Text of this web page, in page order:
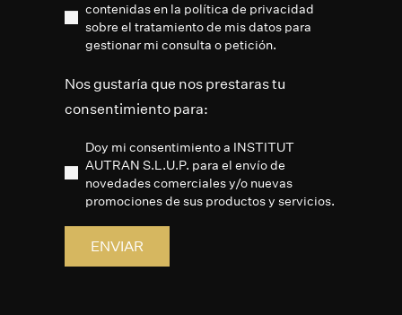
contenidas en la política de privacidad
sobre el tratamiento de mis datos para
gestionar mi consulta o petición.
Nos gustaría que nos prestaras tu
consentimiento para:
Doy mi consentimiento a INSTITUT
AUTRAN S.L.U.P. para el envío de
novedades comerciales y/o nuevas
promociones de sus productos y servicios.